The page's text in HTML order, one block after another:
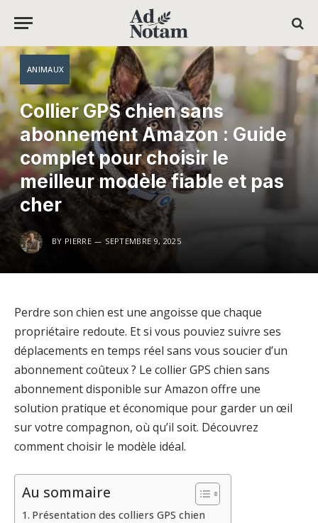
ANIMAUX
Collier GPS chien sans
abonnement Amazon : Guide
complet pour choisir le
meilleur modèle fiable et pas
cher
BY PIERRE SEPTEMBRE 9, 2025
Perdre son chien est une angoisse que chaque
propriétaire redoute. Et si vous pouviez suivre ses
déplacements en temps réel sans vous soucier d’un
abonnement coûteux ? Le collier GPS chien sans
abonnement disponible sur Amazon offre une
solution pratique et économique pour garder un œil
sur votre compagnon, où qu’il soit. Découvrez
comment choisir le modèle idéal.
Au sommaire
Présentation des colliers GPS chien